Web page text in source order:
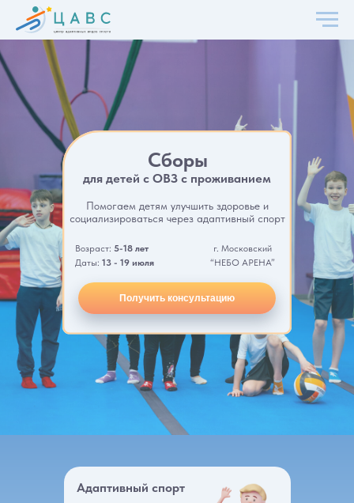
Получить консультацию
Сборы
Помогаем детям улучшить здоровье и
социализироваться через адаптивный спорт
Возраст: 5-18 лет
Даты: 13 - 19 июля
г. Московский
“НЕБО АРЕНА”
для детей с ОВЗ с проживанием
Адаптивный спорт